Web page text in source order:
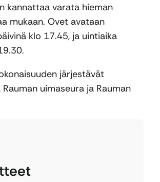
kannattaa varata hieman
mukaan. Ovet avataan
klo 17.45, ja uintiaika
järjestävät
uimaseura ja Rauman